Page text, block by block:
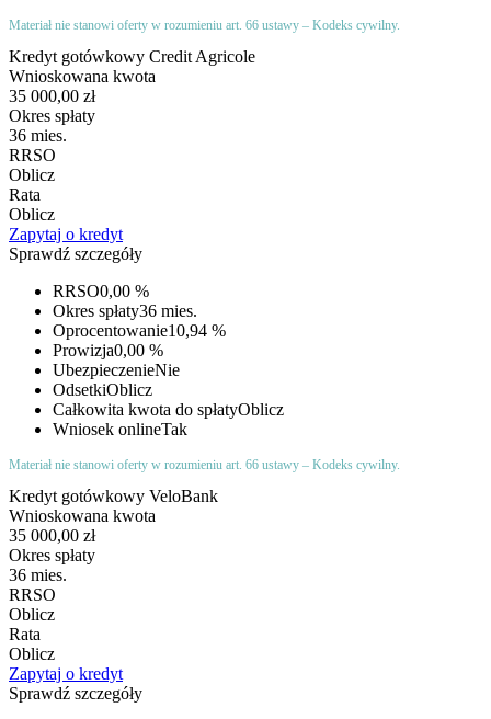
Materiał nie stanowi oferty w rozumieniu art. 66 ustawy – Kodeks cywilny.
Kredyt gotówkowy Credit Agricole
Wnioskowana kwota
35 000,00 zł
Okres spłaty
36 mies.
RRSO
Oblicz
Rata
Oblicz
Zapytaj o kredyt
Sprawdź szczegóły
RRSO0,00 %
Okres spłaty36 mies.
Oprocentowanie10,94 %
Prowizja0,00 %
UbezpieczenieNie
OdsetkiOblicz
Całkowita kwota do spłatyOblicz
Wniosek onlineTak
Materiał nie stanowi oferty w rozumieniu art. 66 ustawy – Kodeks cywilny.
Kredyt gotówkowy VeloBank
Wnioskowana kwota
35 000,00 zł
Okres spłaty
36 mies.
RRSO
Oblicz
Rata
Oblicz
Zapytaj o kredyt
Sprawdź szczegóły